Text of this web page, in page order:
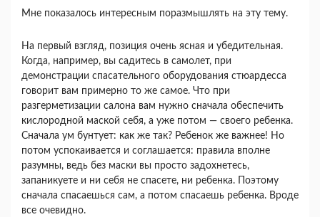
Мне показалось интересным поразмышлять на эту тему.
На первый взгляд, позиция очень ясная и убедительная.
Когда, например, вы садитесь в самолет, при
демонстрации спасательного оборудования стюардесса
говорит вам примерно то же самое. Что при
разгерметизации салона вам нужно сначала обеспечить
кислородной маской себя, а уже потом — своего ребенка.
Сначала ум бунтует: как же так? Ребенок же важнее! Но
потом успокаивается и соглашается: правила вполне
разумны, ведь без маски вы просто задохнетесь,
запаникуете и ни себя не спасете, ни ребенка. Поэтому
сначала спасаешься сам, а потом спасаешь ребенка. Вроде
все очевидно.